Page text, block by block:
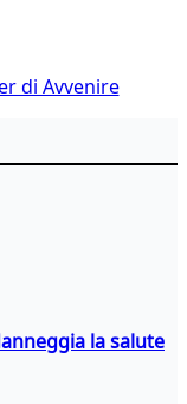
di Avvenire
la salute